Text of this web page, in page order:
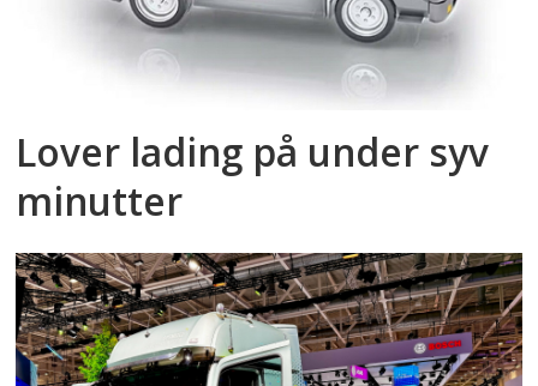
Lover lading på under syv
minutter